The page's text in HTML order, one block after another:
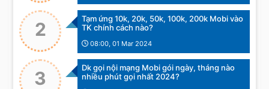
2
Tạm ứng 10k, 20k, 50k, 100k, 200k Mobi vào
TK chính cách nào?
08:00, 01 Mar 2024
3
Dk gọi nội mạng Mobi gói ngày, tháng nào
nhiều phút gọi nhất 2024?